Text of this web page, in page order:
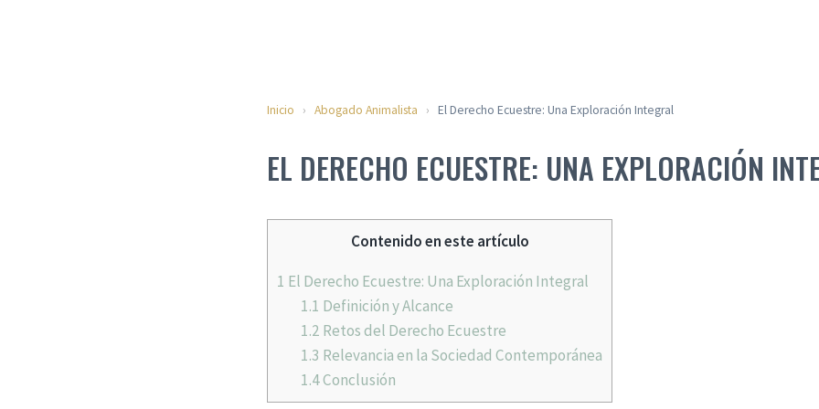
Inicio › Abogado Animalista › El Derecho Ecuestre: Una Exploración Integral
EL DERECHO ECUESTRE: UNA EXPLORACIÓN
Contenido en este artículo
1 El Derecho Ecuestre: Una Exploración Integral
1.1 Definición y Alcance
1.2 Retos del Derecho Ecuestre
1.3 Relevancia en la Sociedad Contemporánea
1.4Conclusión